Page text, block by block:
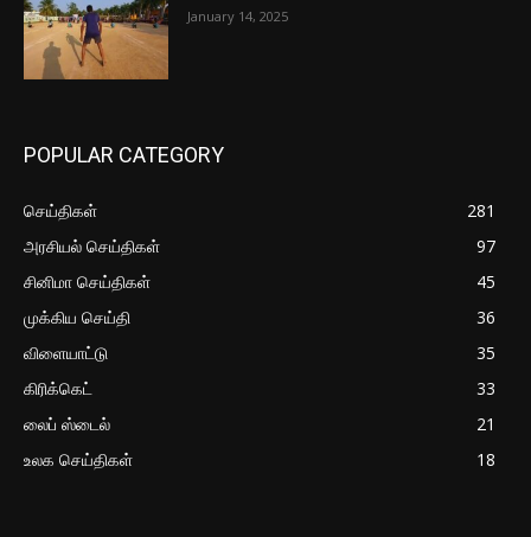
January 14, 2025
POPULAR CATEGORY
செய்திகள்
281
அரசியல் செய்திகள்
97
சினிமா செய்திகள்
45
முக்கிய செய்தி
36
விளையாட்டு
35
கிரிக்கெட்
33
லைப் ஸ்டைல்
21
உலக செய்திகள்
18